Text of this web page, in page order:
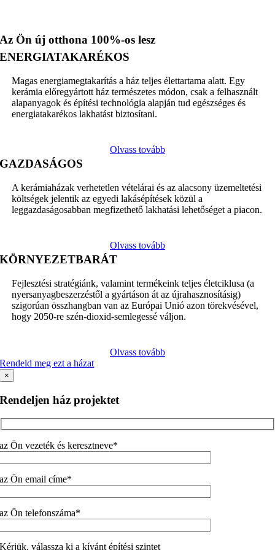
Az Ön új otthona 100%-os lesz
ENERGIATAKARÉKOS
Magas energiamegtakarítás a ház teljes élettartama alatt. Egy
kerámia előregyártott ház természetes módon, csak a felhasznált
alapanyagok és építési technológia alapján tud egészséges és
energiatakarékos lakhatást biztosítani.
Olvass tovább
GAZDASÁGOS
A kerámiaházak verhetetlen vételárai és az alacsony üzemeltetési
költségek jelentik az egyedi lakásépítések közül a
leggazdaságosabban megfizethető lakhatási lehetőséget a piacon.
Olvass tovább
KÖRNYEZETBARÁT
Fejlesztési stratégiánk, valamint termékeink teljes életciklusa (a
nyersanyagbeszerzéstől a gyártáson át az újrahasznosításig)
szigorúan összhangban van az Európai Unió azon törekvésével,
hogy 2050-re szén-dioxid-semlegessé váljon.
Olvass tovább
Rendeld meg ezt a házat
×
Rendeljen ház projektet
az Ön vezeték és keresztneve*
az Ön email címe*
az Ön telefonszáma*
Kérjük, válassza ki a kívánt építési szintet